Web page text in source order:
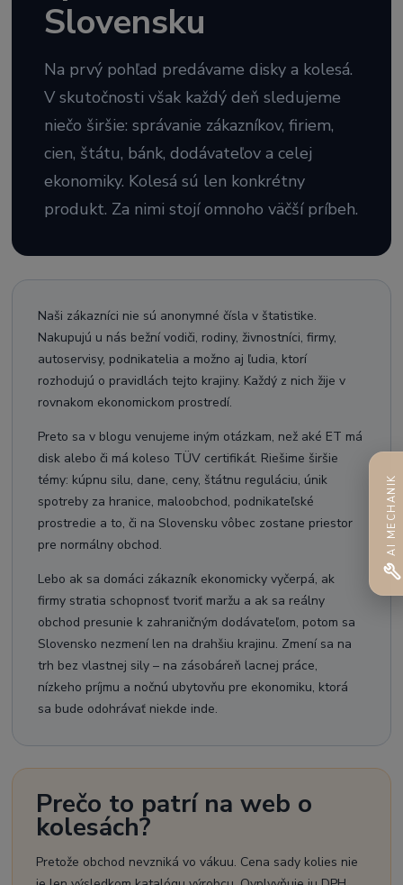
Slovensku
Na prvý pohľad predávame disky a kolesá.
V skutočnosti však každý deň sledujeme
niečo širšie: správanie zákazníkov, firiem,
cien, štátu, bánk, dodávateľov a celej
ekonomiky. Kolesá sú len konkrétny
produkt. Za nimi stojí omnoho väčší príbeh.
Naši zákazníci nie sú anonymné čísla v štatistike.
Nakupujú u nás bežní vodiči, rodiny, živnostníci, firmy,
autoservisy, podnikatelia a možno aj ľudia, ktorí
rozhodujú o pravidlách tejto krajiny. Každý z nich žije v
rovnakom ekonomickom prostredí.
Preto sa v blogu venujeme iným otázkam, než aké ET má
disk alebo či má koleso TÜV certifikát. Riešime širšie
témy: kúpnu silu, dane, ceny, štátnu reguláciu, únik
spotreby za hranice, maloobchod, podnikateľské
prostredie a to, či na Slovensku vôbec zostane priestor
pre normálny obchod.
Lebo ak sa domáci zákazník ekonomicky vyčerpá, ak
firmy stratia schopnosť tvoriť maržu a ak sa reálny
obchod presunie k zahraničným dodávateľom, potom sa
Slovensko nezmení len na drahšiu krajinu. Zmení sa na
trh bez vlastnej sily – na zásobáreň lacnej práce,
nízkeho príjmu a nočnú ubytovňu pre ekonomiku, ktorá
sa bude odohrávať niekde inde.
Prečo to patrí na web o
kolesách?
Pretože obchod nevzniká vo vákuu. Cena sady kolies nie
AI MECHANIK